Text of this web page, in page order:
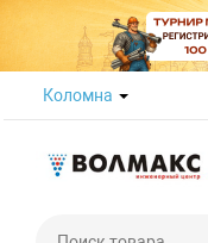
Коломна